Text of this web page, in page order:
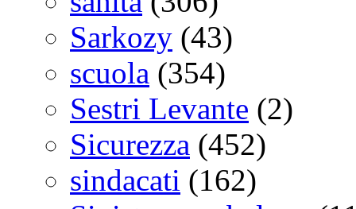
Sarkozy (43)
scuola (354)
Sestri Levante (2)
Sicurezza (452)
sindacati (162)